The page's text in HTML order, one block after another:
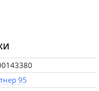
- 10 кг
95